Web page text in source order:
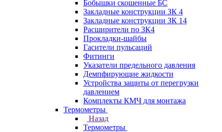
Бобышки скошенные БС
Закладные конструкции ЗК 4
Закладные конструкции ЗК 14
Расширители по ЗК4
Прокладки-шайбы
Гасители пульсаций
Фитинги
Указатели предельного давления
Демпфирующие жидкости
Устройства защиты от перегрузки
давлением
Комплекты КМЧ для монтажа
Термометры
Назад
Термометры